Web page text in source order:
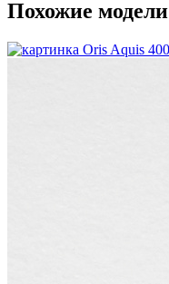
Похожие модели